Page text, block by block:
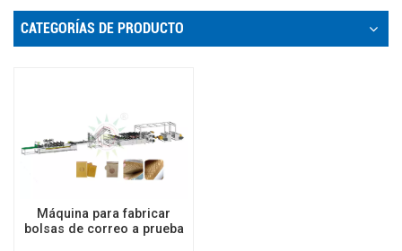
CATEGORÍAS DE PRODUCTO
Máquina para fabricar
bolsas de correo a prueba